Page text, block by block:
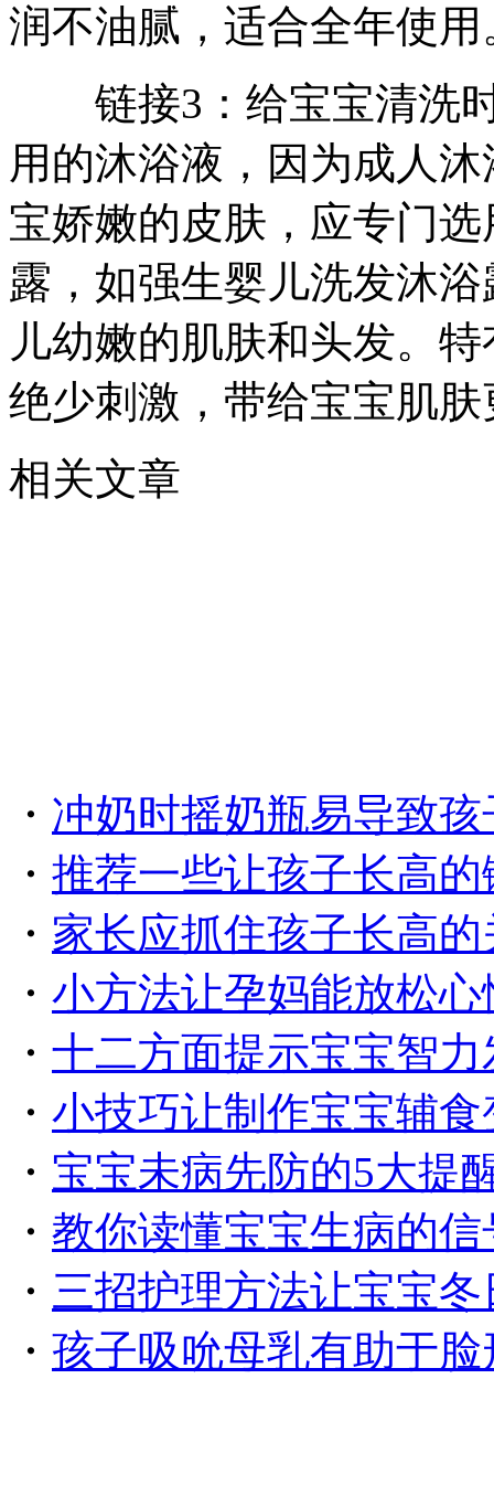
润不油腻，适合全年使用
链接3：给宝宝清洗时
用的沐浴液，因为成人
宝娇嫩的皮肤，应专门
露，如强生婴儿洗发沐
儿幼嫩的肌肤和头发。
绝少刺激，带给宝宝肌
相关文章
・ 冲奶时摇奶瓶易导致孩
・ 推荐一些让孩子长高
・ 家长应抓住孩子长高
・ 小方法让孕妈能放松
・ 十二方面提示宝宝智
・ 小技巧让制作宝宝辅
・ 宝宝未病先防的5大提
・ 教你读懂宝宝生病的信
・ 三招护理方法让宝宝
・ 孩子吸吮母乳有助于脸